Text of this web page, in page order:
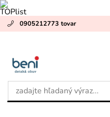
0905212773 tovar